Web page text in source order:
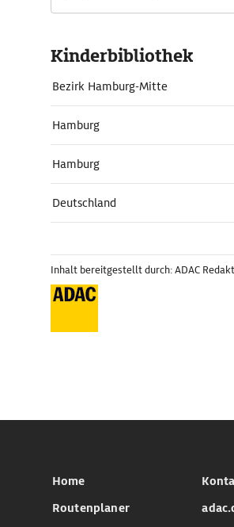
Kinderbibliothek
Bezirk Hamburg-Mitte
Hamburg
Hamburg
Deutschland
Inhalt bereitgestellt durch: ADAC
Home
Routenplaner